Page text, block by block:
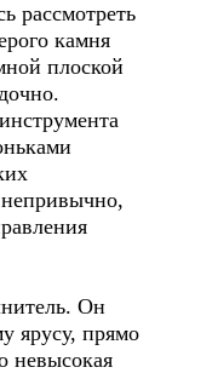
рассмотреть
камня
плоской
непривычно,
Он
ярусу, прямо
невысокая